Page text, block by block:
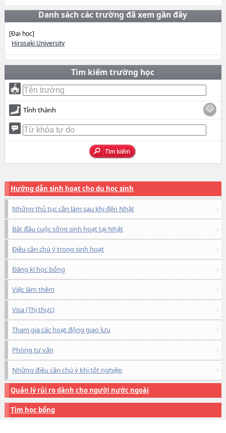
Danh sách các trường đã xem gần đây
[Đại học]
Hirosaki University
Tìm kiếm trường học
Tỉnh thành
Hướng dẫn sinh hoạt cho du học sinh
Những thủ tục cần làm sau khi đến Nhật
Bắt đầu cuộc sống sinh hoạt tại Nhật
Điều cần chú ý trong sinh hoạt
Đăng kí học bổng
Việc làm thêm
Visa (Thị thực)
Tham gia các hoạt động giao lưu
Phòng tư vấn
Những điều cần chú ý khi tốt nghiệp
Quản lý rủi ro dành cho người nước ngoài
Tìm học bổng